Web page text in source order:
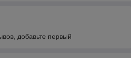
добавьте первый